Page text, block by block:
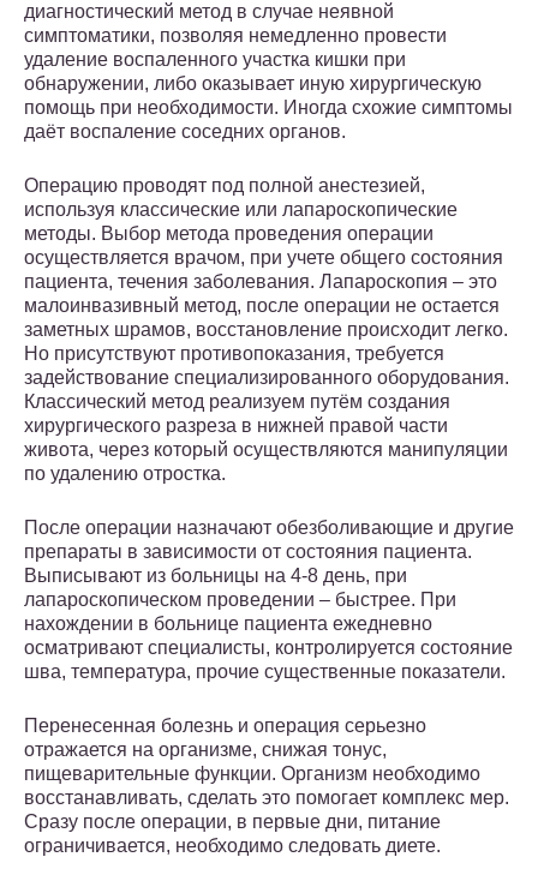
диагностический метод в случае неявной
симптоматики, позволяя немедленно провести
удаление воспаленного участка кишки при
обнаружении, либо оказывает иную хирургическую
помощь при необходимости. Иногда схожие симптомы
даёт воспаление соседних органов.
Операцию проводят под полной анестезией,
используя классические или лапароскопические
методы. Выбор метода проведения операции
осуществляется врачом, при учете общего состояния
пациента, течения заболевания. Лапароскопия – это
малоинвазивный метод, после операции не остается
заметных шрамов, восстановление происходит легко.
Но присутствуют противопоказания, требуется
задействование специализированного оборудования.
Классический метод реализуем путём создания
хирургического разреза в нижней правой части
живота, через который осуществляются манипуляции
по удалению отростка.
После операции назначают обезболивающие и другие
препараты в зависимости от состояния пациента.
Выписывают из больницы на 4-8 день, при
лапароскопическом проведении – быстрее. При
нахождении в больнице пациента ежедневно
осматривают специалисты, контролируется состояние
шва, температура, прочие существенные показатели.
Перенесенная болезнь и операция серьезно
отражается на организме, снижая тонус,
пищеварительные функции. Организм необходимо
восстанавливать, сделать это помогает комплекс мер.
Сразу после операции, в первые дни, питание
ограничивается, необходимо следовать диете.